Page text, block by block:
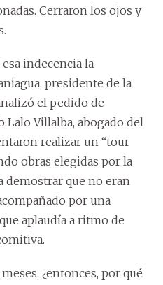
Cerraron los ojos y
indecencia la
presidente de la
el pedido de
Villalba, abogado del
realizar un “tour
obras elegidas por la
demostrar que no eran
por una
aplaudía a ritmo de
¿entonces, por qué